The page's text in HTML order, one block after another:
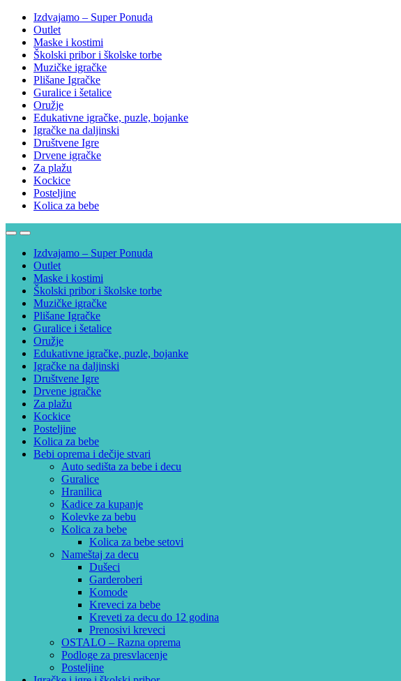
Izdvajamo – Super Ponuda
Outlet
Maske i kostimi
Školski pribor i školske torbe
Muzičke igračke
Plišane Igračke
Guralice i šetalice
Oružje
Edukativne igračke, puzle, bojanke
Igračke na daljinski
Društvene Igre
Drvene igračke
Za plažu
Kockice
Posteljine
Kolica za bebe
Izdvajamo – Super Ponuda
Outlet
Maske i kostimi
Školski pribor i školske torbe
Muzičke igračke
Plišane Igračke
Guralice i šetalice
Oružje
Edukativne igračke, puzle, bojanke
Igračke na daljinski
Društvene Igre
Drvene igračke
Za plažu
Kockice
Posteljine
Kolica za bebe
Bebi oprema i dečije stvari
Auto sedišta za bebe i decu
Guralice
Hranilica
Kadice za kupanje
Kolevke za bebu
Kolica za bebe
Kolica za bebe setovi
Nameštaj za decu
Dušeci
Garderoberi
Komode
Kreveci za bebe
Kreveti za decu do 12 godina
Prenosivi kreveci
OSTALO – Razna oprema
Podloge za presvlacenje
Posteljine